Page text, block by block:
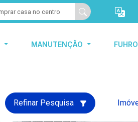
MANUTENÇÃO FUHRO
Refinar Pesquisa